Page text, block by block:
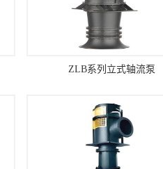
ZLB系列立式轴流泵